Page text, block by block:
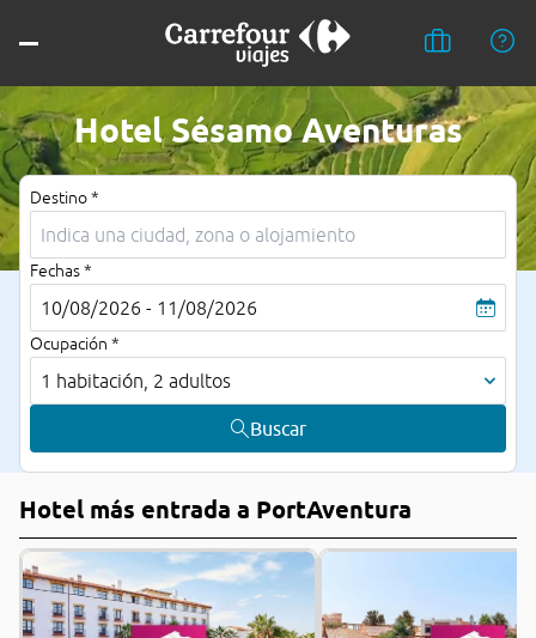
Hotel Sésamo Aventuras
Destino *
Fechas *
10/08/2026 - 11/08/2026
Ocupación *
1 habitación, 2 adultos
Buscar
Hotel más entrada a PortAventura